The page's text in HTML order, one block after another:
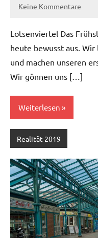
Keine Kommentare
Lotsenviertel Das
heute bewusst aus.
und machen unseren
Wir gönnen uns […]
Weiterlesen
Realität 2019